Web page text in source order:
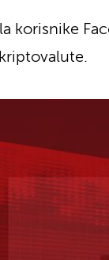
korisnike